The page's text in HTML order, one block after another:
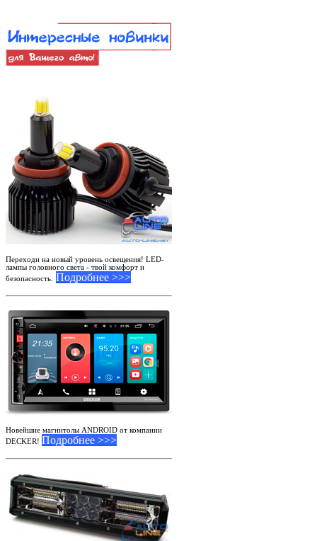
Переходи на новый уровень освещения! LED-
лампы головного света - твой комфорт и
безопасность.
Подробнее >>>
Новейшие магнитолы ANDROID от компании
DECKER! Подробнее >>>